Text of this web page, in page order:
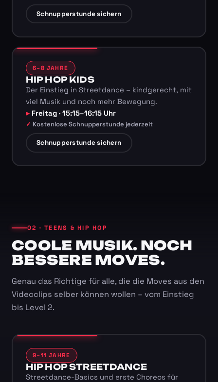
Schnupperstunde sichern
6–8 JAHRE
HIP HOP KIDS
Der Einstieg in Streetdance – kindgerecht, mit
viel Musik und noch mehr Bewegung.
Freitag · 15:15–16:15 Uhr
Kostenlose Schnupperstunde jederzeit
Schnupperstunde sichern
02 · TEENS & HIP HOP
COOLE MUSIK. NOCH
BESSERE MOVES.
Genau das Richtige für alle, die die Moves aus den
Videoclips selber können wollen – vom Einstieg
bis Level 2.
9–11 JAHRE
HIP HOP STREETDANCE
Streetdance-Basics und erste Choreos für